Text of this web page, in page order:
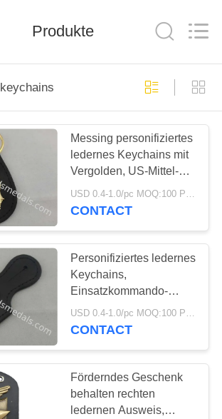
Produkte
Messing personifiziertes
ledernes Keychains mit
Vergolden, US-Mittel-
Leder-
Schlüsselanhänger
USD 0.4-1.0/pc MOQ:100 PC pro Entwurf
CONTACT
Personifiziertes ledernes
Keychains,
Einsatzkommando-
Kobra-Leder-Taschen-
Ausweis
USD 0.4-1.0/pc MOQ:100 PC pro Entwurf
CONTACT
Förderndes Geschenk
behalten rechten
ledernen Ausweis,